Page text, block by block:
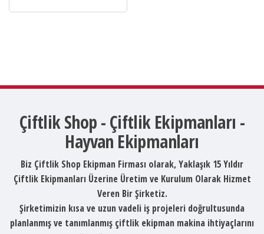
Çiftlik Shop - Çiftlik Ekipmanları -
Hayvan Ekipmanları
Biz Çiftlik Shop Ekipman Firması olarak, Yaklaşık 15 Yıldır
Çiftlik Ekipmanları Üzerine Üretim ve Kurulum Olarak Hizmet
Veren Bir Şirketiz.
Şirketimizin kısa ve uzun vadeli iş projeleri doğrultusunda
planlanmış ve tanımlanmış çiftlik ekipman makina ihtiyaçlarını